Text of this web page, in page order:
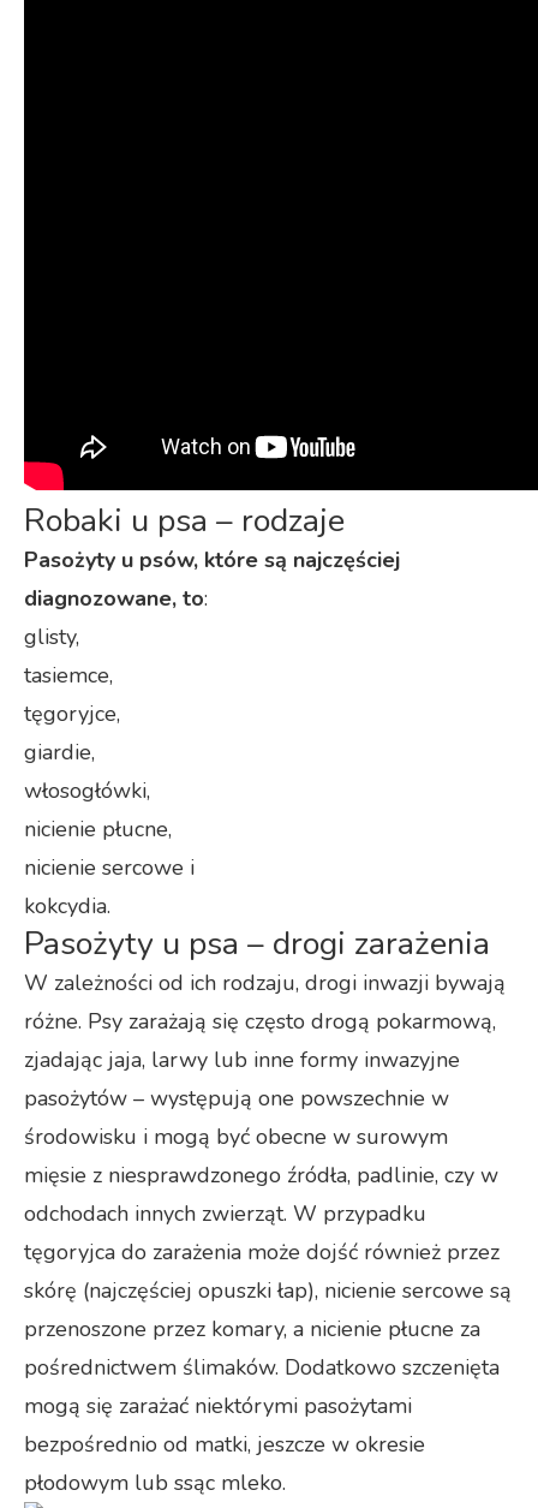
Robaki u psa – rodzaje
Pasożyty u psów, które są najczęściej
diagnozowane, to:
glisty,
tasiemce,
tęgoryjce,
giardie,
włosogłówki,
nicienie płucne,
nicienie sercowe i
kokcydia.
Pasożyty u psa – drogi zarażenia
W zależności od ich rodzaju, drogi inwazji bywają
różne. Psy zarażają się często drogą pokarmową,
zjadając jaja, larwy lub inne formy inwazyjne
pasożytów – występują one powszechnie w
środowisku i mogą być obecne w surowym
mięsie z niesprawdzonego źródła, padlinie, czy w
odchodach innych zwierząt. W przypadku
tęgoryjca do zarażenia może dojść również przez
skórę (najczęściej opuszki łap), nicienie sercowe są
przenoszone przez komary, a nicienie płucne za
pośrednictwem ślimaków. Dodatkowo szczenięta
mogą się zarażać niektórymi pasożytami
bezpośrednio od matki, jeszcze w okresie
płodowym lub ssąc mleko.